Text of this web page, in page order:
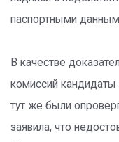
паспортными
В качестве
комиссий
тут же были
заявила, что